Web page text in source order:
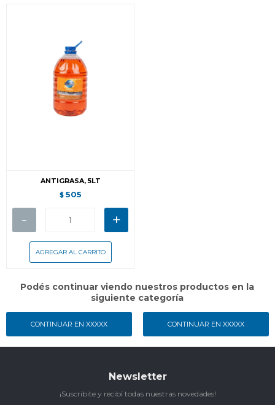
ANTIGRASA, 5LT
$ 505
- +
CONTINUAR EN XXXXX
Podés continuar viendo nuestros productos en la
siguiente categoría
CONTINUAR EN XXXXX
Newsletter
¡Suscribite y recibí todas nuestras novedades!